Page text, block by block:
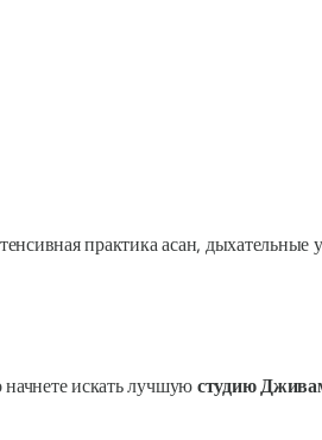
практика асан, дыхательные
искать лучшую студию